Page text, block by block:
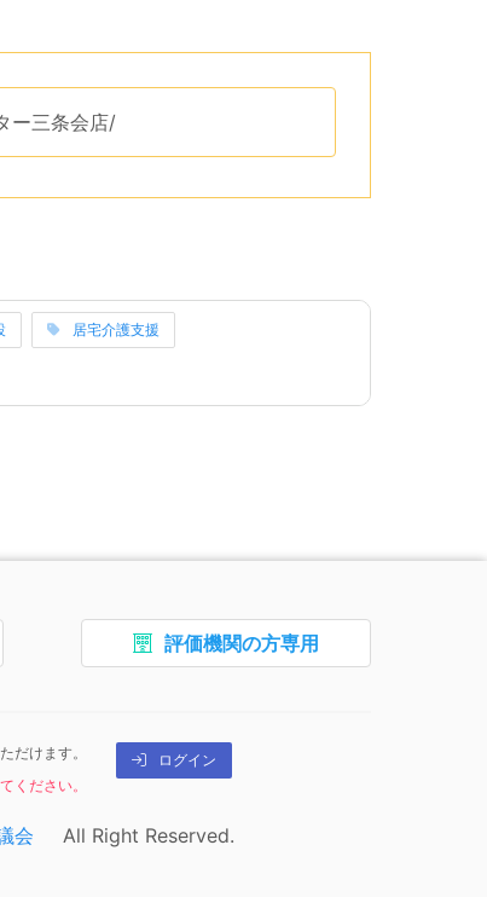
ドへコピーするためのボタンがあります。
ー三条会店/
ンクになっています。
居宅介護支援
す。フッターのエリアには、トップページを開くなど
ボタン4、
評価機関の方専用
だけます。
ください。
ログイン
会 All Right Reserved.